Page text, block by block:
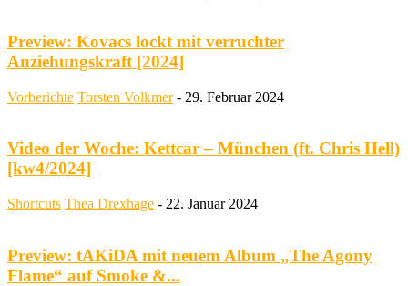
Preview: Kovacs lockt mit verruchter
Anziehungskraft [2024]
Vorberichte Torsten Volkmer - 29. Februar 2024
Video der Woche: Kettcar – München (ft. Chris Hell)
[kw4/2024]
Shortcuts Thea Drexhage - 22. Januar 2024
Preview: tAKiDA mit neuem Album „The Agony
Flame“ auf Smoke &...